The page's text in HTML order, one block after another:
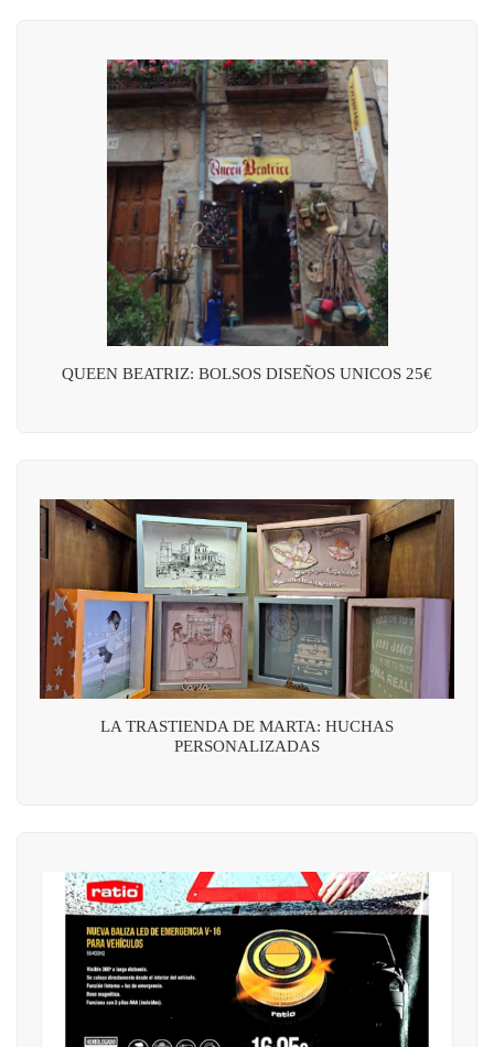
QUEEN BEATRIZ: BOLSOS DISEÑOS UNICOS 25€
LA TRASTIENDA DE MARTA: HUCHAS
PERSONALIZADAS